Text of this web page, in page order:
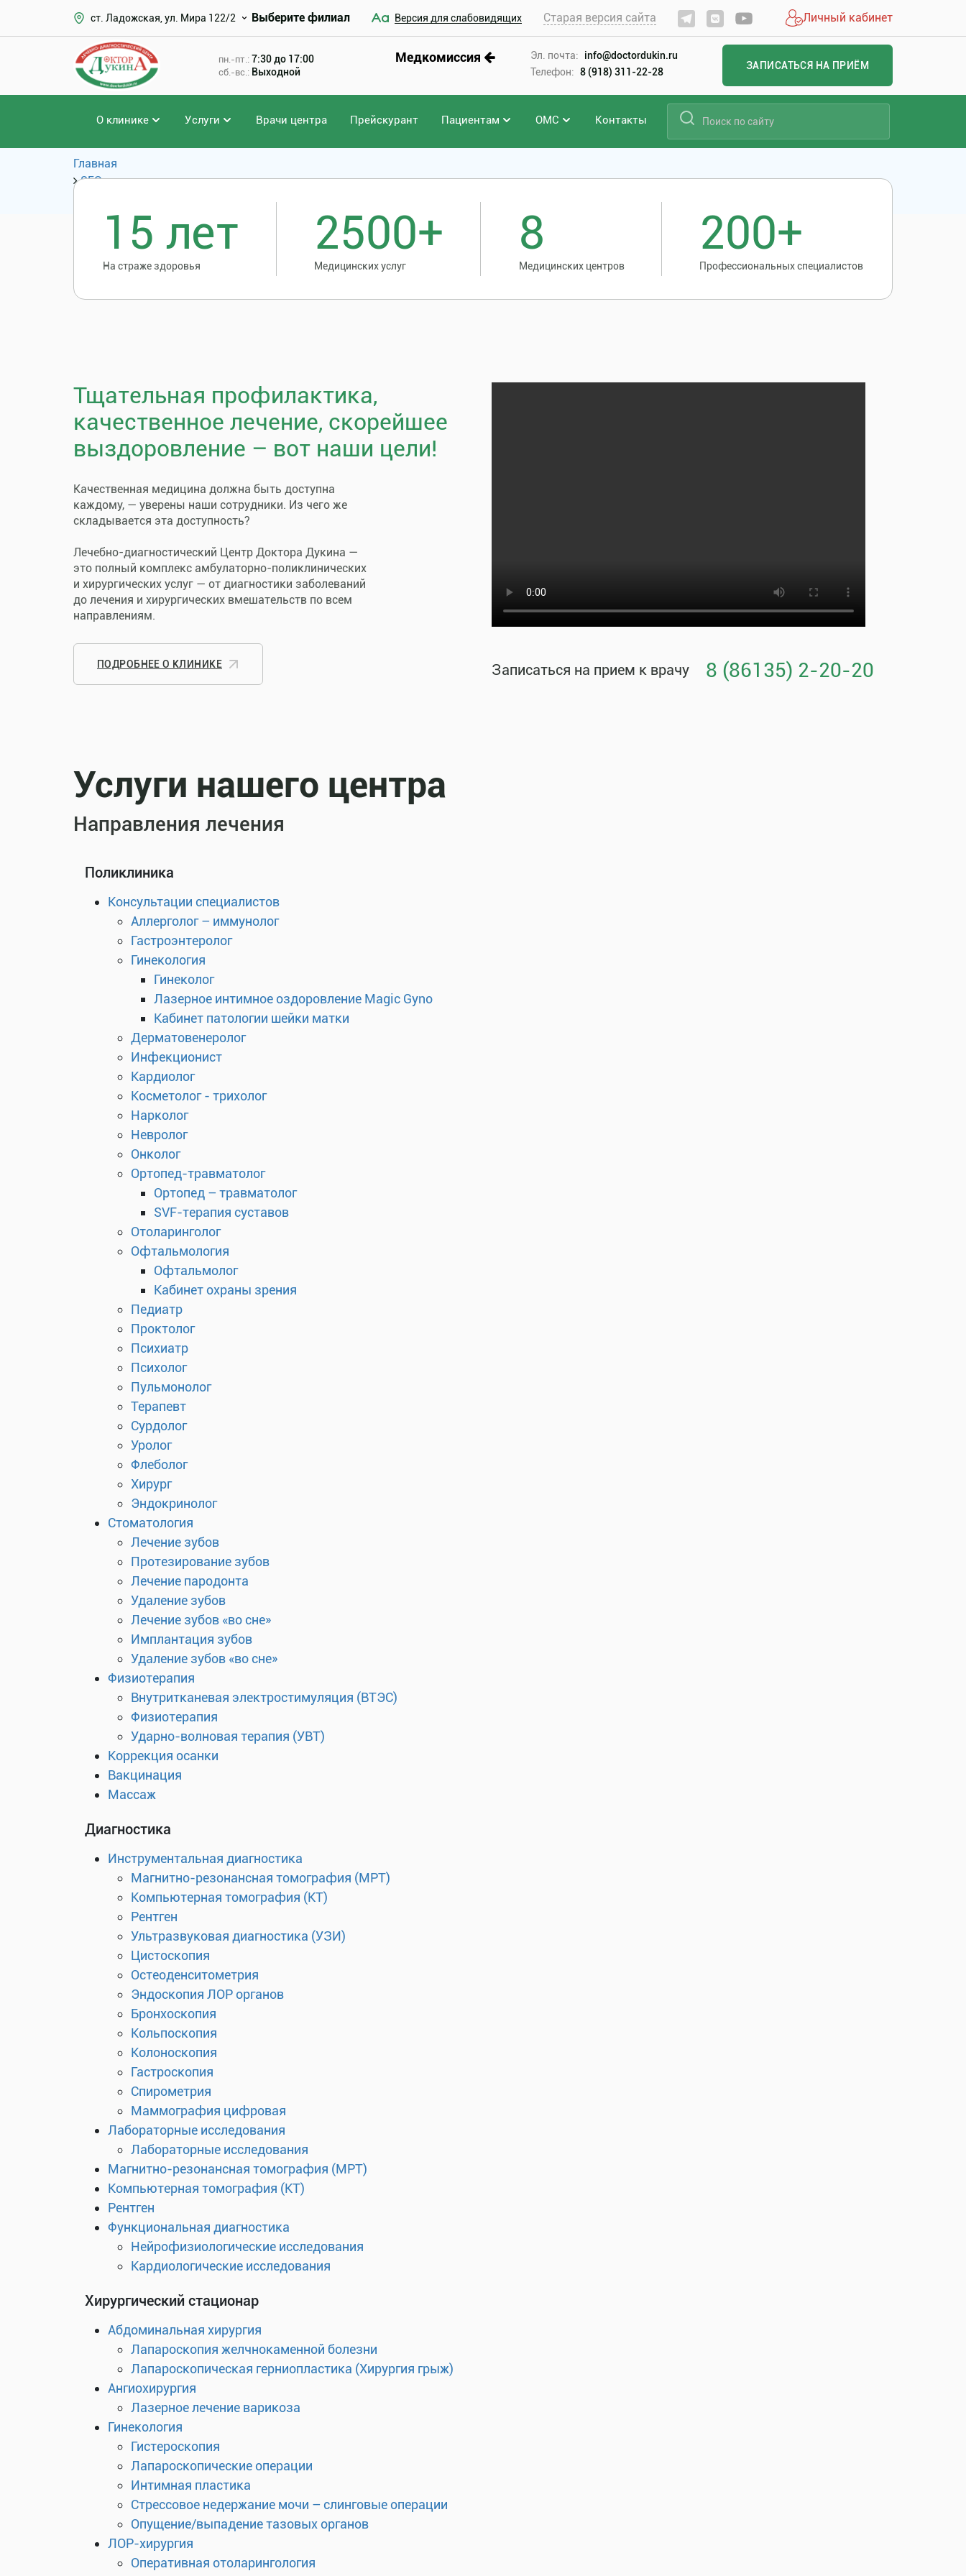
ст. Ладожская, ул. Мира 122/2 Выберите филиал Версия для слабовидящих Старая версия сайта Личный кабинет
пн.-пт.: 7:30 до 17:00
сб.-вс.: Выходной
Медкомиссия Эл. почта:
info@doctordukin.ru
Телефон: 8 (918) 311-22-28
ЗАПИСАТЬСЯ НА ПРИЁМ
О клинике Услуги Врачи центра Прейскурант Пациентам ОМС Контакты
Главная
SEO
15 лет
На страже здоровья
2500+
Медицинских услуг
8
Медицинских центров
200+
Профессиональных специалистов
Тщательная профилактика,
качественное лечение, скорейшее
выздоровление – вот наши цели!
Качественная медицина должна быть доступна
каждому, — уверены наши сотрудники. Из чего же
складывается эта доступность?
Лечебно-диагностический Центр Доктора Дукина —
это полный комплекс амбулаторно-поликлинических
и хирургических услуг — от диагностики заболеваний
до лечения и хирургических вмешательств по всем
направлениям.
ПОДРОБНЕЕ О КЛИНИКЕ Записаться на прием к врачу 8 (86135) 2-20-20
Услуги нашего центра
Направления лечения
Поликлиника
Консультации специалистов
Аллерголог – иммунолог
Гастроэнтеролог
Гинекология
Гинеколог
Лазерное интимное оздоровление Magic Gyno
Кабинет патологии шейки матки
Дерматовенеролог
Инфекционист
Кардиолог
Косметолог - трихолог
Нарколог
Невролог
Онколог
Ортопед-травматолог
Ортопед – травматолог
SVF-терапия суставов
Отоларинголог
Офтальмология
Офтальмолог
Кабинет охраны зрения
Педиатр
Проктолог
Психиатр
Психолог
Пульмонолог
Терапевт
Сурдолог
Уролог
Флеболог
Хирург
Эндокринолог
Стоматология
Лечение зубов
Протезирование зубов
Лечение пародонта
Удаление зубов
Лечение зубов «во сне»
Имплантация зубов
Удаление зубов «во сне»
Физиотерапия
Внутритканевая электростимуляция (ВТЭС)
Физиотерапия
Ударно-волновая терапия (УВТ)
Коррекция осанки
Вакцинация
Массаж
Диагностика
Инструментальная диагностика
Магнитно-резонансная томография (МРТ)
Компьютерная томография (КТ)
Рентген
Ультразвуковая диагностика (УЗИ)
Цистоскопия
Остеоденситометрия
Эндоскопия ЛОР органов
Бронхоскопия
Кольпоскопия
Колоноскопия
Гастроскопия
Спирометрия
Маммография цифровая
Лабораторные исследования
Лабораторные исследования
Магнитно-резонансная томография (МРТ)
Компьютерная томография (КТ)
Рентген
Функциональная диагностика
Нейрофизиологические исследования
Кардиологические исследования
Хирургический стационар
Абдоминальная хирургия
Лапароскопия желчнокаменной болезни
Лапароскопическая герниопластика (Хирургия грыж)
Ангиохирургия
Лазерное лечение варикоза
Гинекология
Гистероскопия
Лапароскопические операции
Интимная пластика
Стрессовое недержание мочи – слинговые операции
Опущение/выпадение тазовых органов
ЛОР-хирургия
Оперативная отоларингология